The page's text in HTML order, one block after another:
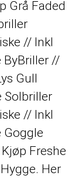
Grå Faded
// Inkl
ByBriller //
Gull
Solbriller
// Inkl
Goggle
Freshe
Her